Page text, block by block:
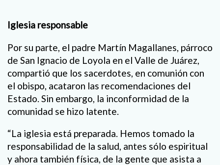
Iglesia responsable
Por su parte, el padre Martín Magallanes, párroco
de San Ignacio de Loyola en el Valle de Juárez,
compartió que los sacerdotes, en comunión con
el obispo, acataron las recomendaciones del
Estado. Sin embargo, la inconformidad de la
comunidad se hizo latente.
“La iglesia está preparada. Hemos tomado la
responsabilidad de la salud, antes sólo espiritual
y ahora también física, de la gente que asista a